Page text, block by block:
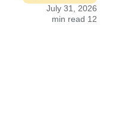
July 31, 2026
12 min read